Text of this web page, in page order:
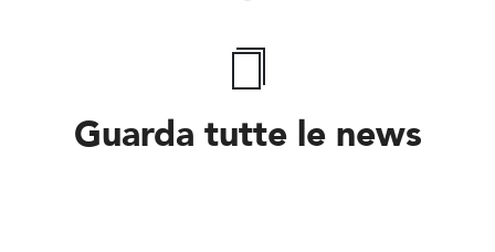
Guarda tutte le news